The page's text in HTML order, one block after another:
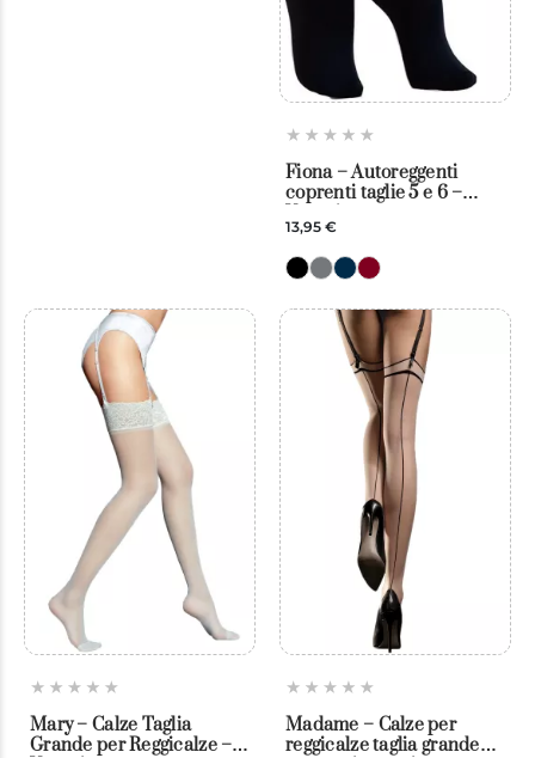
Fiona – Autoreggenti
coprenti taglie 5 e 6 –
13,95 €
Mary – Calze Taglia
Grande per Reggicalze –
Madame – Calze per
reggicalze taglia grande